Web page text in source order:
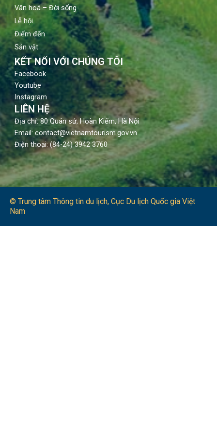
Văn hoá – Đời sống
Lễ hội
Điểm đến
Sản vật
KẾT NỐI VỚI CHÚNG TÔI
Facebook
Youtube
Instagram
LIÊN HỆ
Địa chỉ: 80 Quán sứ, Hoàn Kiếm, Hà Nội
Email: contact@vietnamtourism.gov.vn
Điện thoại: (84-24) 3942 3760
© Trung tâm Thông tin du lịch​, Cục Du lịch Quốc gia Việt
Nam